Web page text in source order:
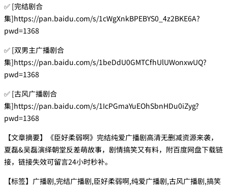
✅ [完结剧合
集]https://pan.baidu.com/s/1cWgXnkBPEBYS0_4z2BKE6A?
pwd=1368
✅ [双男主广播剧合
集]https://pan.baidu.com/s/1beDdU0GMTCfhUlUWonxwUQ?
pwd=1368
✅ [古风广播剧合
集]https://pan.baidu.com/s/1IcPGmaYuEOhSbnHDu0iZyg?
pwd=1368
【文章摘要】《臣好柔弱啊》完结纯爱广播剧高清无删减资源来袭，
夏磊&吴磊演绎朝堂反差萌故事，剧情搞笑又有料，附百度网盘下载链
接，链接失效可留言24小时秒补。
【标签】广播剧,完结广播剧,臣好柔弱啊,纯爱广播剧,古风广播剧,搞笑